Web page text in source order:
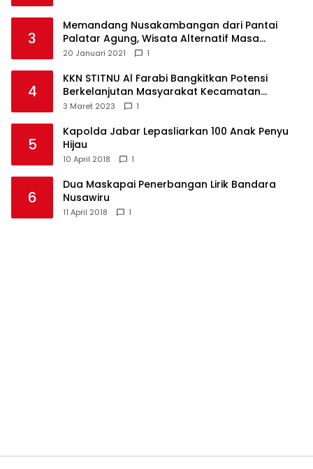
3
Memandang Nusakambangan dari Pantai
Palatar Agung, Wisata Alternatif Masa
Pandemi
20 Januari 2021 1
4
KKN STITNU Al Farabi Bangkitkan Potensi
Berkelanjutan Masyarakat Kecamatan
Langkaplancar
3 Maret 2023 1
5
Kapolda Jabar Lepasliarkan 100 Anak Penyu
Hijau
10 April 2018 1
6
Dua Maskapai Penerbangan Lirik Bandara
Nusawiru
11 April 2018 1